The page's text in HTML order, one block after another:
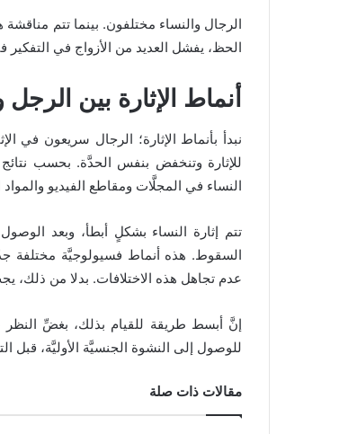
الرجال والنساء مختلفون. بينما تتم
الحظ، يفشل العديد من الأزواج في التفكير
أنماط الإثارة بين الرجل
نبدأ بأنماط الإثارة؛ الرجال سريعون في
للإثارة وتنخفض بنفس الحدَّة. بحسب
النساء في المجلَّات ومقاطع الفيديو والمواد
تتم إثارة النساء بشكلٍ أبطأ، وبعد
السقوط. هذه أنماط فسيولوجيَّة مختلفة
عدم تجاهل هذه الاختلافات. بدلا من ذلك،
إنَّ أبسط طريقة للقيام بذلك، بغضِّ النظر
للوصول إلى النشوة الجنسيَّة الأوليَّة، قبل
مقالات ذات صلة